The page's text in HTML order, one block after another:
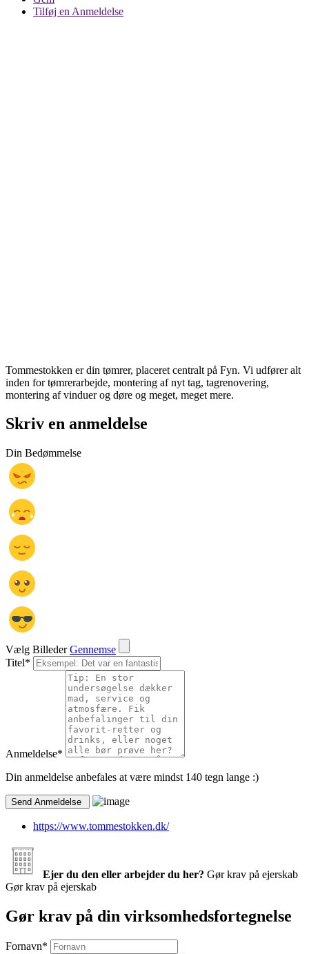
Tilføj en Anmeldelse
Tommestokken er din tømrer, placeret centralt på Fyn. Vi udfører alt
inden for tømrerarbejde, montering af nyt tag, tagrenovering,
montering af vinduer og døre og meget, meget mere.
Skriv en anmeldelse
Din Bedømmelse
Vælg Billeder Gennemse
Titel*
Anmeldelse*
Din anmeldelse anbefales at være mindst 140 tegn lange :)
https://www.tommestokken.dk/
Ejer du den eller arbejder du her? Gør krav på ejerskab
Gør krav på ejerskab
Gør krav på din virksomhedsfortegnelse
Fornavn*